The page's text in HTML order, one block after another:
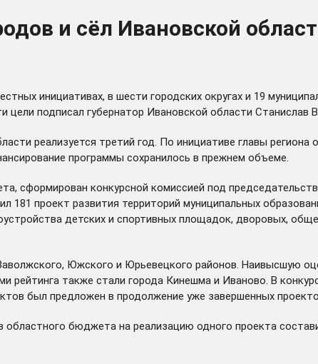
и сёл Ивановской
инициативах, в шести городских округах и 19
подписал губернатор Ивановской области Станислав
реализуется третий год. По инициативе главы
программы сохранилось в прежнем объеме.
сформирован конкурсной комиссией под
181 проект развития территорий муниципальных
детских и спортивных площадок, дворовых,
Южского и Юрьевецкого районов. Наивысшую
также стали города Кинешма и Иваново. В
был предложен в продолжение уже завершенных
бюджета на реализацию одного проекта